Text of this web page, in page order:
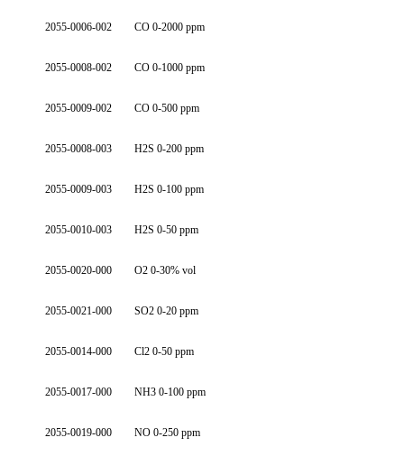
2055-0006-002 CO 0-2000 ppm
2055-0008-002 CO 0-1000 ppm
2055-0009-002 CO 0-500 ppm
2055-0008-003 H2S 0-200 ppm
2055-0009-003 H2S 0-100 ppm
2055-0010-003 H2S 0-50 ppm
2055-0020-000 O2 0-30% vol
2055-0021-000 SO2 0-20 ppm
2055-0014-000 Cl2 0-50 ppm
2055-0017-000 NH3 0-100 ppm
2055-0019-000 NO 0-250 ppm